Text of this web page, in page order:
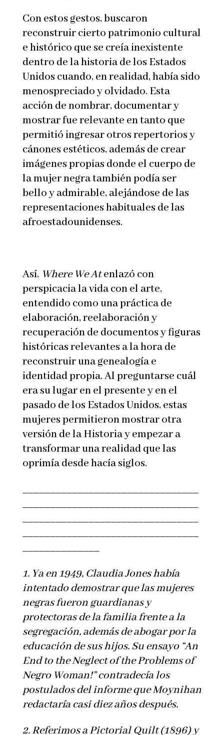
Con estos gestos, buscaron
reconstruir cierto patrimonio cultural
e histórico que se creía inexistente
dentro de la historia de los Estados
Unidos cuando, en realidad, había sido
menospreciado y olvidado. Esta
acción de nombrar, documentar y
mostrar fue relevante en tanto que
permitió ingresar otros repertorios y
cánones estéticos, además de crear
imágenes propias donde el cuerpo de
la mujer negra también podía ser
bello y admirable, alejándose de las
representaciones habituales de las
afroestadounidenses.
Así, Where We Atenlazó con
perspicacia la vida con el arte,
entendido como una práctica de
elaboración, reelaboración y
recuperación de documentos y figuras
históricas relevantes a la hora de
reconstruir una genealogía e
identidad propia. Al preguntarse cuál
era su lugar en el presente y en el
pasado de los Estados Unidos, estas
mujeres permitieron mostrar otra
versión de la Historia y empezar a
transformar una realidad que las
oprimía desde hacía siglos.
________________________________
________________________________
________________________________
________________________________
______________
1. Ya en 1949, Claudia Jones había
intentado demostrar que las mujeres
negras fueron guardianas y
protectoras de la familia frente a la
segregación, además de abogar por la
educación de sus hijos. Su ensayo “An
End to the Neglect of the Problems of
Negro Woman!” contradecía los
postulados del informe que Moynihan
redactaría casi diez años después.
2. Referimos a Pictorial Quilt (1896) y